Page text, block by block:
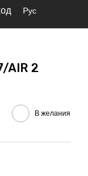
Рус
AIR 2
В желания